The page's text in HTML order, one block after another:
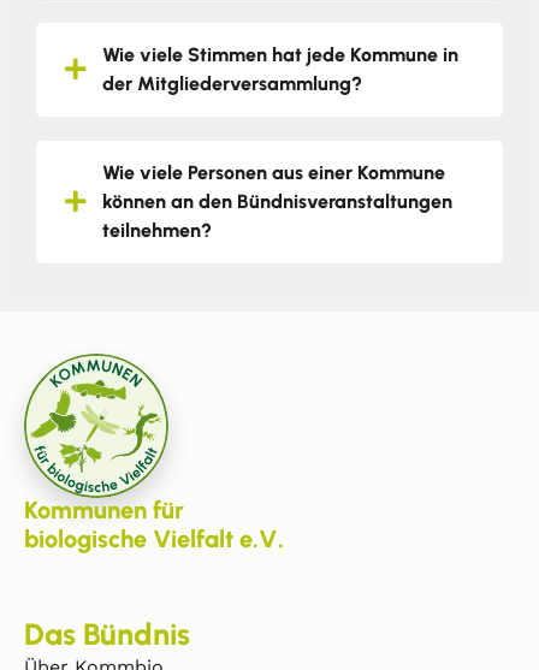
Wie viele Stimmen hat jede Kommune in
der Mitgliederversammlung?
Wie viele Personen aus einer Kommune
können an den Bündnisveranstaltungen
teilnehmen?
Kommunen für
biologische Vielfalt e.V.
Das Bündnis